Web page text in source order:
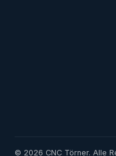
© 2026 CNC Törner. Alle